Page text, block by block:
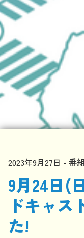
2023年9月27日 番
9月24日(
ドキャス
た!